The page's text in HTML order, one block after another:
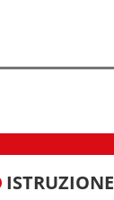
ISTRUZIONE